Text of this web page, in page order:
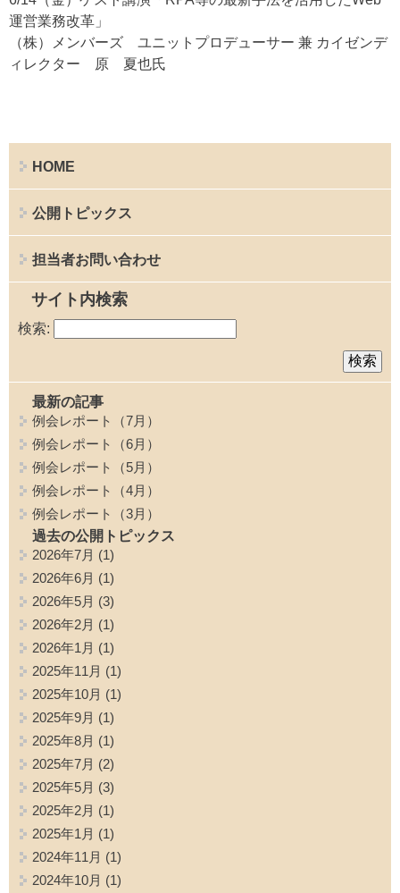
運営業務改革」
（株）メンバーズ ユニットプロデューサー 兼 カイゼンデ
ィレクター 原 夏也氏
HOME
公開トピックス
担当者お問い合わせ
サイト内検索
検索:
最新の記事
例会レポート（7月）
例会レポート（6月）
例会レポート（5月）
例会レポート（4月）
例会レポート（3月）
過去の公開トピックス
2026年7月 (1)
2026年6月 (1)
2026年5月 (3)
2026年2月 (1)
2026年1月 (1)
2025年11月 (1)
2025年10月 (1)
2025年9月 (1)
2025年8月 (1)
2025年7月 (2)
2025年5月 (3)
2025年2月 (1)
2025年1月 (1)
2024年11月 (1)
2024年10月 (1)